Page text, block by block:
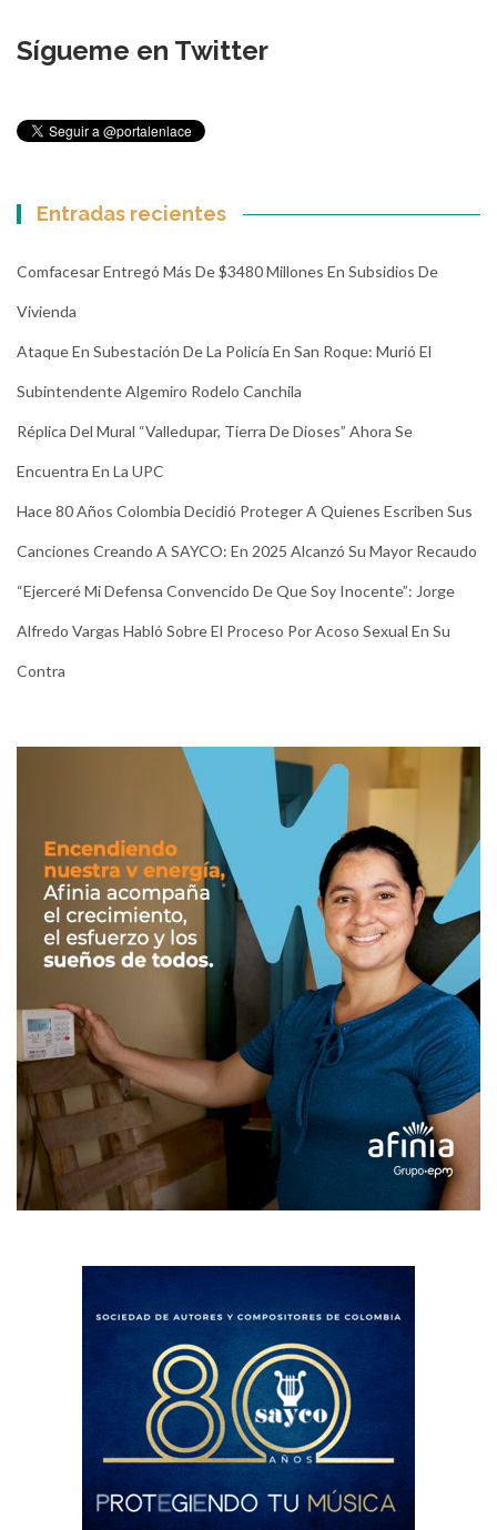
Sígueme en Twitter
Entradas recientes
Comfacesar Entregó Más De $3480 Millones En Subsidios De
Vivienda
Ataque En Subestación De La Policía En San Roque: Murió El
Subintendente Algemiro Rodelo Canchila
Réplica Del Mural “Valledupar, Tierra De Dioses” Ahora Se
Encuentra En La UPC
Hace 80 Años Colombia Decidió Proteger A Quienes Escriben Sus
Canciones Creando A SAYCO: En 2025 Alcanzó Su Mayor Recaudo
“Ejerceré Mi Defensa Convencido De Que Soy Inocente”: Jorge
Alfredo Vargas Habló Sobre El Proceso Por Acoso Sexual En Su
Contra